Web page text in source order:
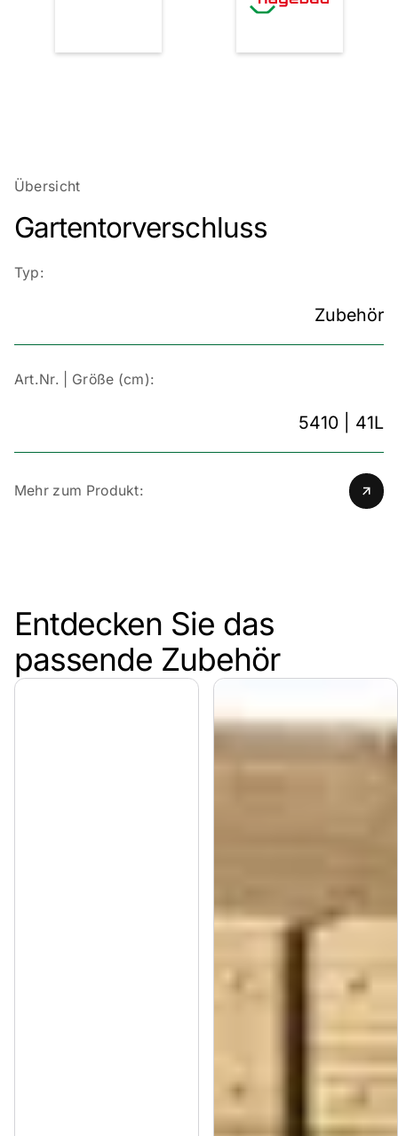
Übersicht
Gartentorverschluss
Typ:
Zubehör
Art.Nr. | Größe (cm):
5410 | 41L
Mehr zum Produkt:
Entdecken Sie das
passende Zubehör